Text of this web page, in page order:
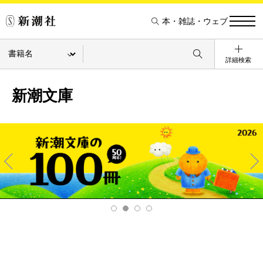
本・雑誌・ウェブ
詳細検索
新潮文庫
Pre
v
Ne
xt